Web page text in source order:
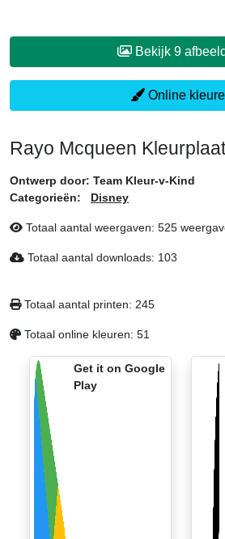
Bekijk 9
Online
Rayo Mcqueen Kleurplaat
Ontwerp door: Team Kleur-v-Kind
Categorieën:
Disney
Totaal aantal weergaven: 525
Totaal aantal downloads: 103
Totaal aantal printen: 245
Totaal online kleuren: 51
Get it on Google
Play